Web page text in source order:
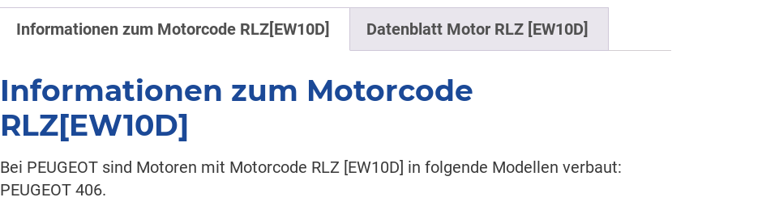
Informationen zum Motorcode RLZ[EW10D] Datenblatt Motor RLZ [EW10D]
Informationen zum Motorcode
RLZ[EW10D]
Bei PEUGEOT sind Motoren mit Motorcode RLZ [EW10D] in folgende Modellen verbaut:
PEUGEOT 406.